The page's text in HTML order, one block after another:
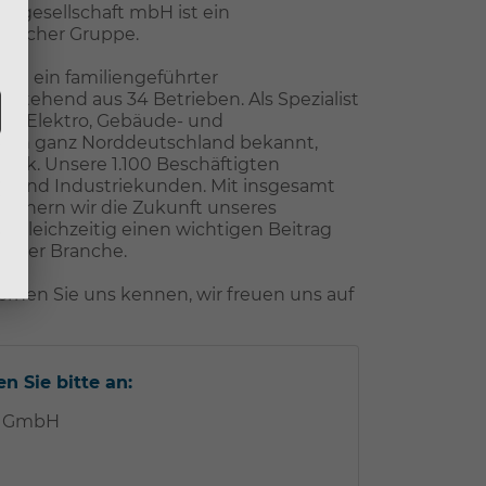
mbH ist ein
Gruppe.
ist ein familiengeführter
aus 34 Betrieben. Als Spezialist
Elektro, Gebäude- und
in ganz Norddeutschland bekannt,
Unsere 1.100 Beschäftigten
und Industriekunden. Mit insgesamt
wir die Zukunft unseres
gleichzeitig einen wichtigen Beitrag
Branche.
Sie uns kennen, wir freuen uns auf
Sie bitte an: